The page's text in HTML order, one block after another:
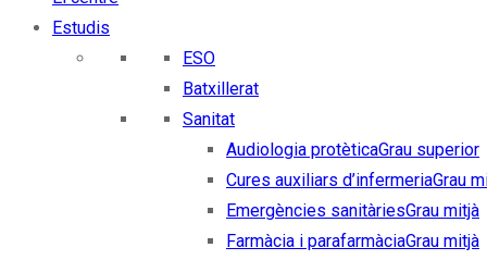
Estudis
ESO
Batxillerat
Sanitat
Audiologia protèticaGrau superior
Cures auxiliars d’infermeriaGrau
Emergències sanitàriesGrau mitjà
Farmàcia i parafarmàciaGrau mitjà